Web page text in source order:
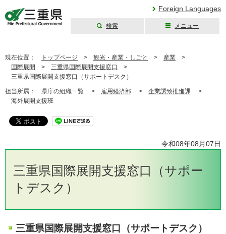
Foreign Languages
検索 メニュー
現在位置： トップページ > 観光・産業・しごと > 産業 >
国際展開
> 三重県国際展開支援窓口
>
三重県国際展開支援窓口（サポートデスク）
担当所属： 県庁の組織一覧 > 雇用経済部 > 企業誘致推進課 >
海外展開支援班
令和08年08月07日
三重県国際展開支援窓口（サポー
トデスク）
三重県国際展開支援窓口（サポートデスク）